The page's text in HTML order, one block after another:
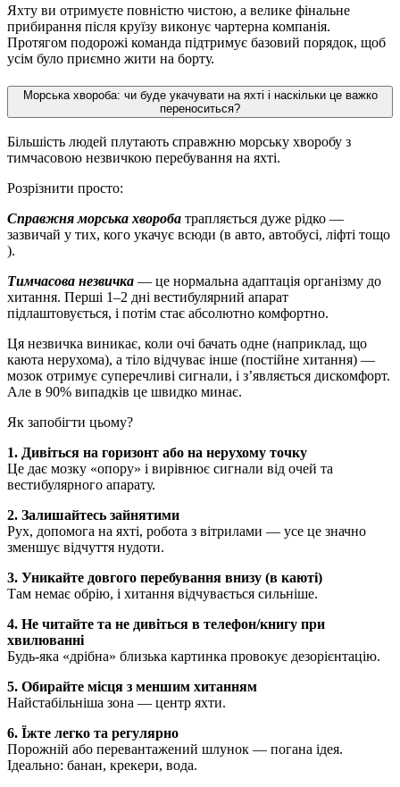
Яхту ви отримуєте повністю чистою, а велике фінальне
прибирання після круїзу виконує чартерна компанія.
Протягом подорожі команда підтримує базовий порядок, щоб
усім було приємно жити на борту.
Морська хвороба: чи буде укачувати на яхті і наскільки це важко
переноситься?
Більшість людей плутають справжню морську хворобу з
тимчасовою незвичкою перебування на яхті.
Розрізнити просто:
Справжня морська хвороба трапляється дуже рідко —
зазвичай у тих, кого укачує всюди (в авто, автобусі, ліфті тощо
).
Тимчасова незвичка — це нормальна адаптація організму до
хитання. Перші 1–2 дні вестибулярний апарат
підлаштовується, і потім стає абсолютно комфортно.
Ця незвичка виникає, коли очі бачать одне (наприклад, що
каюта нерухома), а тіло відчуває інше (постійне хитання) —
мозок отримує суперечливі сигнали, і з’являється дискомфорт.
Але в 90% випадків це швидко минає.
Як запобігти цьому?
1. Дивіться на горизонт або на нерухому точку
Це дає мозку «опору» і вирівнює сигнали від очей та
вестибулярного апарату.
2. Залишайтесь зайнятими
Рух, допомога на яхті, робота з вітрилами — усе це значно
зменшує відчуття нудоти.
3. Уникайте довгого перебування внизу (в каюті)
Там немає обрію, і хитання відчувається сильніше.
4. Не читайте та не дивіться в телефон/книгу при
хвилюванні
Будь-яка «дрібна» близька картинка провокує дезорієнтацію.
5. Обирайте місця з меншим хитанням
Найстабільніша зона — центр яхти.
6. Їжте легко та регулярно
Порожній або перевантажений шлунок — погана ідея.
Ідеально: банан, крекери, вода.